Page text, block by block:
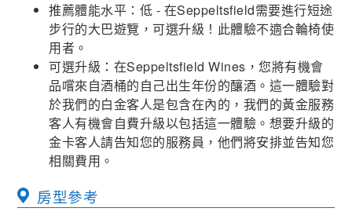
推薦體能水平：低 - 在Seppeltsfield需要進行短途
步行的大巴遊覽，可選升級！此體驗不適合輪椅使
用者。
可選升級：在Seppeltsfield Wines，您將有機會
品嚐來自酒桶的自己出生年份的釀酒。這一體驗對
於我們的白金客人是包含在內的，我們的黃金服務
客人有機會自費升級以包括這一體驗。想要升級的
金卡客人請告知您的服務員，他們將安排並告知您
相關費用。
房型參考